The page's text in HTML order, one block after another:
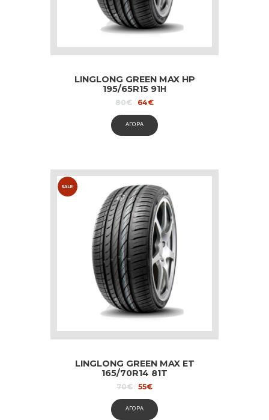
LINGLONG GREEN MAX HP
195/65R15 91Η
80€
Original
was:
80€.
64€Current
is:
64€.
ΑΓΟΡΑ
SALE!
LINGLONG GREEN MAX ET
165/70R14 81T
70€
Original
was:
70€.
55€Current
is:
55€.
ΑΓΟΡΑ